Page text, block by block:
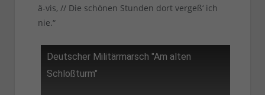
ä-vis, // Die schönen Stunden dort vergeß‘ ich
nie.“
Deutscher Militärmarsch "Am alten
Schloßturm"